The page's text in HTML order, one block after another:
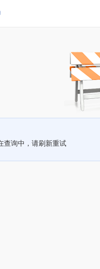
查询中，请刷新重试